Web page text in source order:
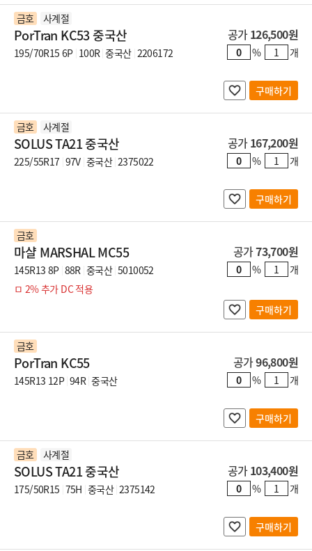
금호 사계절
PorTran KC53 중국산
195/70R15 6P 100R 중국산 2206172
공가126,500원
% 개
구매하기
금호 사계절
SOLUS TA21 중국산
225/55R17 97V 중국산 2375022
공가167,200원
% 개
구매하기
금호
마샬 MARSHAL MC55
145R13 8P 88R 중국산 5010052
ㅁ 2% 추가 DC 적용
공가73,700원
% 개
구매하기
금호
PorTran KC55
145R13 12P 94R 중국산
공가96,800원
% 개
구매하기
금호 사계절
SOLUS TA21 중국산
175/50R15 75H 중국산 2375142
공가103,400원
% 개
구매하기